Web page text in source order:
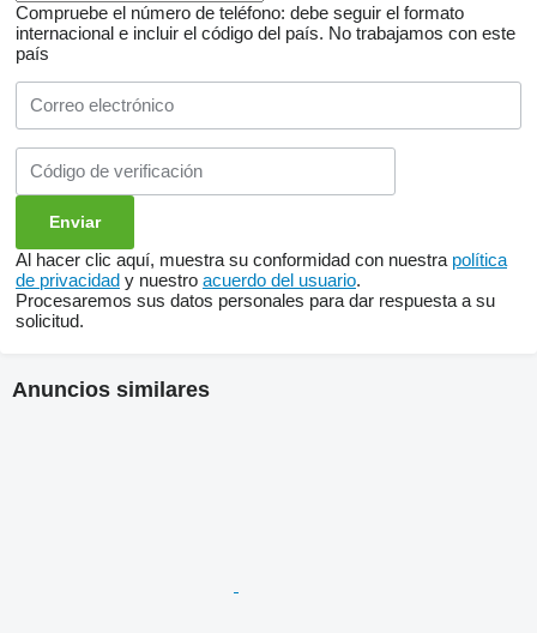
Compruebe el número de teléfono: debe seguir el formato
internacional e incluir el código del país. No trabajamos con este
país
Al hacer clic aquí, muestra su conformidad con nuestra política
de privacidad y nuestro acuerdo del usuario.
Procesaremos sus datos personales para dar respuesta a su
solicitud.
Anuncios similares